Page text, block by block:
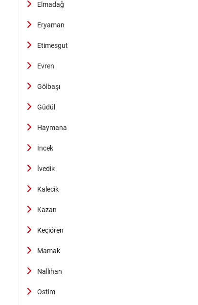
Elmadağ
Eryaman
Etimesgut
Evren
Gölbaşı
Güdül
Haymana
İncek
İvedik
Kalecik
Kazan
Keçiören
Mamak
Nallıhan
Ostim